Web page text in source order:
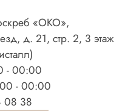
«ОКО»,
д. 21, стр. 2, 3 этаж
- 00:00
- 00:00
08 38